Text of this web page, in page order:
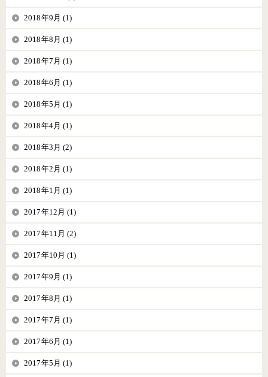
2018年9月 (1)
2018年8月 (1)
2018年7月 (1)
2018年6月 (1)
2018年5月 (1)
2018年4月 (1)
2018年3月 (2)
2018年2月 (1)
2018年1月 (1)
2017年12月 (1)
2017年11月 (2)
2017年10月 (1)
2017年9月 (1)
2017年8月 (1)
2017年7月 (1)
2017年6月 (1)
2017年5月 (1)